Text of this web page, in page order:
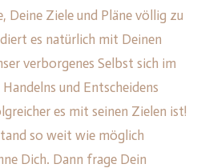
Deine Ziele und Pläne völlig zu
es natürlich mit Deinen
verborgenes Selbst sich im
und Entscheidens
es mit seinen Zielen ist!
so weit wie möglich
Dich. Dann frage Dein